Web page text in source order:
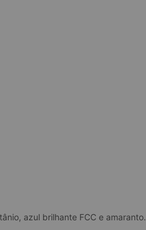
azul brilhante FCC e amaranto.